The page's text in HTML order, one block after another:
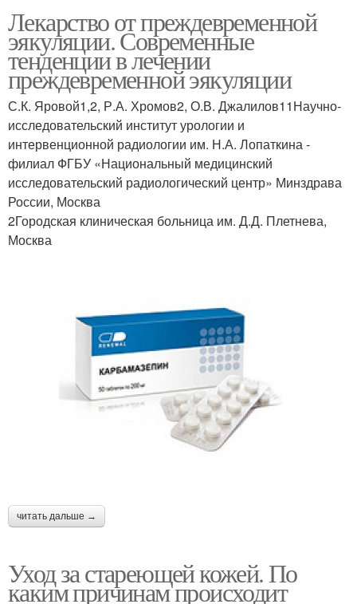
Лекарство от преждевременной
эякуляции. Современные
тенденции в лечении
преждевременной эякуляции
С.К. Яровой1,2, Р.А. Хромов2, О.В. Джалилов11Научно-
исследовательский институт урологии и
интервенционной радиологии им. Н.А. Лопаткина -
филиал ФГБУ «Национальный медицинский
исследовательский радиологический центр» Минздрава
России, Москва
2Городская клиническая больница им. Д.Д. Плетнева,
Москва
читать дальше →
Уход за стареющей кожей. По
каким причинам происходит